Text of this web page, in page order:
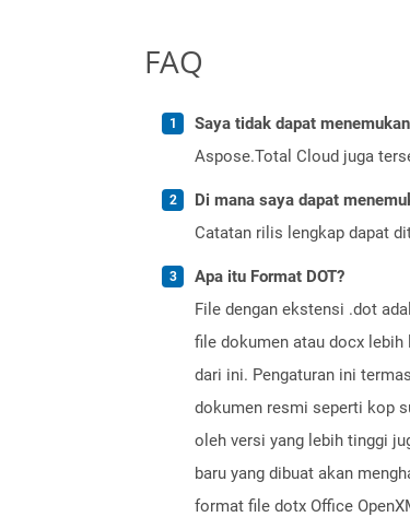
FAQ
Saya tidak dapat
Aspose.Total Cloud juga
Di mana saya dapat
Catatan rilis lengkap dapat
Apa itu Format DOT?
File dengan ekstensi .dot
file dokumen atau docx
dari ini. Pengaturan ini
dokumen resmi seperti kop
oleh versi yang lebih tinggi
baru yang dibuat akan
format file dotx Office